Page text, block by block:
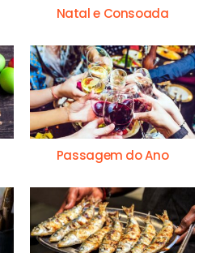
Natal e Consoada
Passagem do Ano